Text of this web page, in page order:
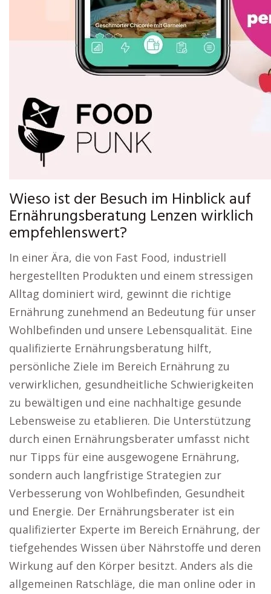
Wieso ist der Besuch im Hinblick auf
Ernährungsberatung Lenzen wirklich
empfehlenswert?
In einer Ära, die von Fast Food, industriell
hergestellten Produkten und einem stressigen
Alltag dominiert wird, gewinnt die richtige
Ernährung zunehmend an Bedeutung für unser
Wohlbefinden und unsere Lebensqualität. Eine
qualifizierte Ernährungsberatung hilft,
persönliche Ziele im Bereich Ernährung zu
verwirklichen, gesundheitliche Schwierigkeiten
zu bewältigen und eine nachhaltige gesunde
Lebensweise zu etablieren. Die Unterstützung
durch einen Ernährungsberater umfasst nicht
nur Tipps für eine ausgewogene Ernährung,
sondern auch langfristige Strategien zur
Verbesserung von Wohlbefinden, Gesundheit
und Energie. Der Ernährungsberater ist ein
qualifizierter Experte im Bereich Ernährung, der
tiefgehendes Wissen über Nährstoffe und deren
Wirkung auf den Körper besitzt. Anders als die
allgemeinen Ratschläge, die man online oder in